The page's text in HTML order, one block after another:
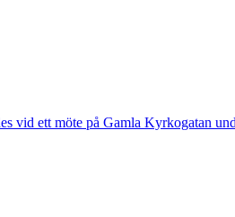
ett möte på Gamla Kyrkogatan